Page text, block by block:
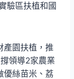
驗區扶植和國
產園扶植，推
領導2家農業
優絲苗米、荔